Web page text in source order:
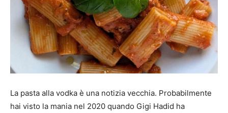
La pasta alla vodka è una notizia vecchia. Probabilmente
hai visto la mania nel 2020 quando Gigi Hadid ha